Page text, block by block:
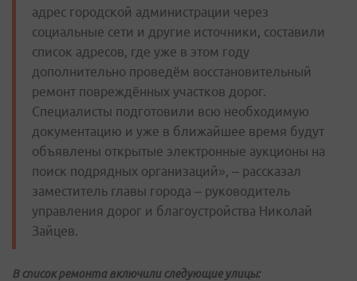
адрес городской администрации через
социальные сети и другие источники, составили
список адресов, где уже в этом году
дополнительно проведём восстановительный
ремонт повреждённых участков дорог.
Специалисты подготовили всю необходимую
документацию и уже в ближайшее время будут
объявлены открытые электронные аукционы на
поиск подрядных организаций», – рассказал
заместитель главы города – руководитель
управления дорог и благоустройства Николай
Зайцев.
В список ремонта включили следующие улицы: